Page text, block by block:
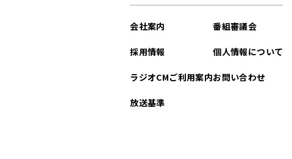
会社案内
採用情報
ラジオCMご利用案内
放送基準
番組審議会
個人情報について
お問い合わせ